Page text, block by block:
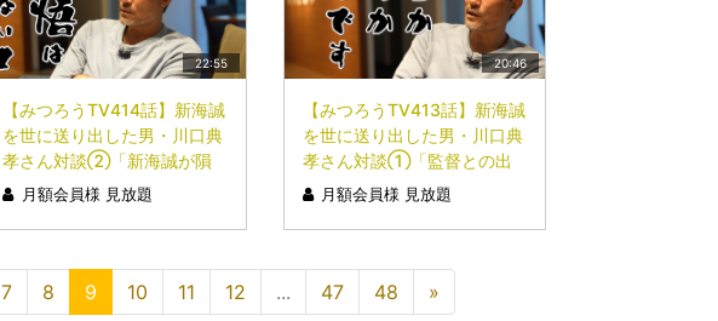
22:55
【みつろうTV414話】新海誠
を世に送り出した男・川口典
孝さん対談②「新海誠が隕
石着陸・水害・3.11震災を描
月額会員様 見放題
20:46
【みつろうTV413話】新海誠
を世に送り出した男・川口典
孝さん対談①「監督との出
会い──作るか、死ぬか」
月額会員様 見放題
7 8 9 10 11 12 ... 47 48 »